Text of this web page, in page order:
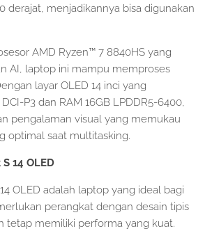
derajat, menjadikannya bisa digunakan
AMD Ryzen™ 7 8840HS yang
AI, laptop ini mampu memproses
layar OLED 14 inci yang
P3 dan RAM 16GB LPDDR5-6400,
pengalaman visual yang memukau
optimal saat multitasking.
14 OLED
OLED adalah laptop yang ideal bagi
perangkat dengan desain tipis
tetap memiliki performa yang kuat.